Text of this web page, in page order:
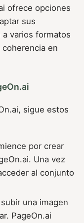
ofrece opciones
sus
varios formatos
en
sigue estos
por crear
Una vez
al conjunto
una imagen
PageOn.ai